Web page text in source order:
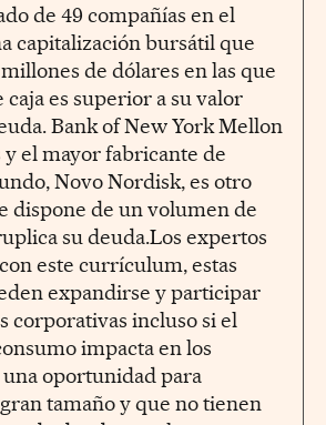
de 49 compañías en el
capitalización bursátil que
de dólares en las que
es superior a su valor
Bank of New York Mellon
y el mayor fabricante de
Novo Nordisk, es otro
dispone de un volumen de
su deuda.Los expertos
este currículum, estas
expandirse y participar
corporativas incluso si el
impacta en los
oportunidad para
tamaño y que no tienen